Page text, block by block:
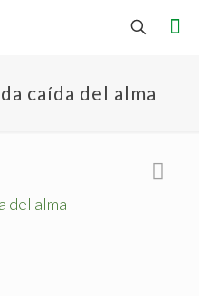
caída del alma
del alma